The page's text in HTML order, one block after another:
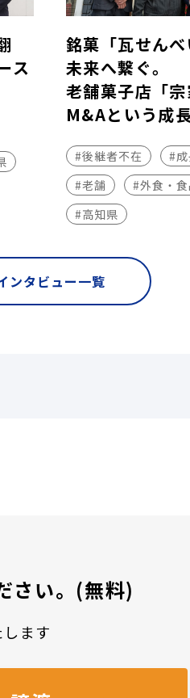
ス
銘菓「瓦せん
未来へ繋ぐ。
老舗菓子店「
M&Aという成
#後継者不在 #
#老舗
#外食・
#高知県
ンタビュー一覧
さい。(無料)
ます